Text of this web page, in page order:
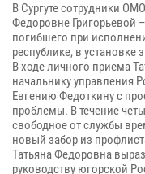
В Сургуте сотрудники
Федоровне Григорьевой
погибшего при
республике, в установке
В ходе личного приема
начальнику управления
Евгению Федоткину с
проблемы. В течение
свободное от службы
новый забор из
Татьяна Федоровна
руководству югорской